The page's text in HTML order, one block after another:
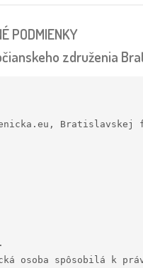
PODMIENKY
združenia
Bratislavskej
osoba spôsobilá k